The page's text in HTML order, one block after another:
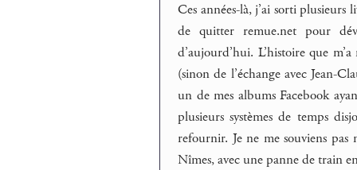
Ces années-là, j’ai sorti
de quitter remue.net pour
d’aujourd’hui. L’histoire que
(sinon de l’échange avec Jean-
un de mes albums Facebook
plusieurs systèmes de temps
refournir. Je ne me souviens pas
Nîmes, avec une panne de train